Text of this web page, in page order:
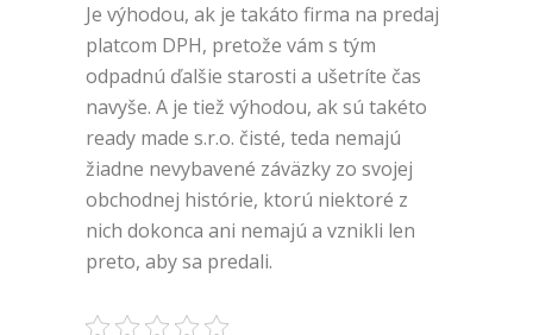
Je výhodou, ak je takáto firma na predaj
platcom DPH, pretože vám s tým
odpadnú ďalšie starosti a ušetríte čas
navyše. A je tiež výhodou, ak sú takéto
ready made s.r.o. čisté, teda nemajú
žiadne nevybavené záväzky zo svojej
obchodnej histórie, ktorú niektoré z
nich dokonca ani nemajú a vznikli len
preto, aby sa predali.